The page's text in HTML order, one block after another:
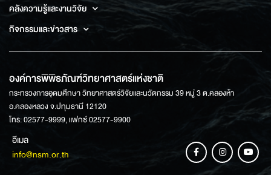
คลังความรู้และงานวิจัย
กิจกรรมและข่าวสาร
องค์การพิพิธภัณฑ์วิทยาศาสตร์แห่งชาติ
กระทรวงการอุดมศึกษา วิทยาศาสตร์วิจัยและนวัตกรรม 39 หมู่ 3 ต.คลองห้า
อ.คลองหลวง จ.ปทุมธานี 12120
โทร: 02577-9999, แฟกซ์ 02577-9900
อีเมล
info@nsm.or.th